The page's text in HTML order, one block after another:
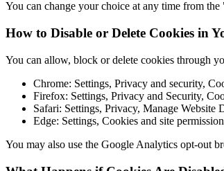
You can change your choice at any time from
How to Disable or Delete Cookies in
You can allow, block or delete cookies through
Chrome: Settings, Privacy and security,
Firefox: Settings, Privacy and Security,
Safari: Settings, Privacy, Manage Website
Edge: Settings, Cookies and site
You may also use the Google Analytics opt-out